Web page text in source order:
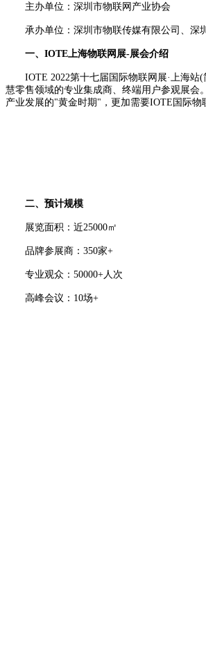
主办单位：深圳市物联网产业协会
承办单位：深圳市物联传媒有限公司、深
一、IOTE上海物联网展-展会介绍
IOTE 2022第十七届国际物联网展·上海站(
慧零售领域的专业集成商、终端用户参观展
产业发展的"黄金时期"，更加需要IOTE国际物
二、预计规模
展览面积：近25000㎡
品牌参展商：350家+
专业观众：50000+人次
高峰会议：10场+